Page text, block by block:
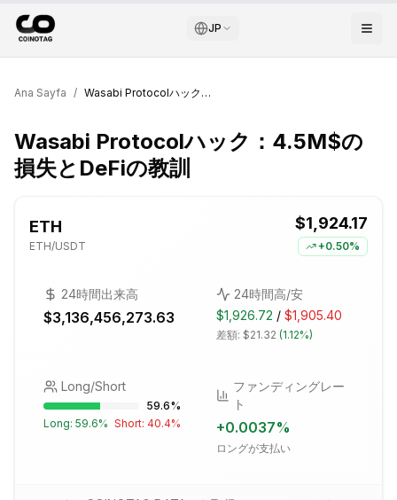
JP
Ana Sayfa / Wasabi Protocolハック：4.5M$の損失とDeFiの教訓
Wasabi Protocolハック：4.5M$の
損失とDeFiの教訓
ETH
ETH/USDT
$1,924.17
+0.50%
24時間出来高
$3,136,456,273.63
24時間高/安
$1,926.72 / $1,905.40
差額: $21.32 (1.12%)
Long/Short
59.6%
Long: 59.6% Short: 40.4%
ファンディングレー
ト
+0.0037%
ロングが支払い